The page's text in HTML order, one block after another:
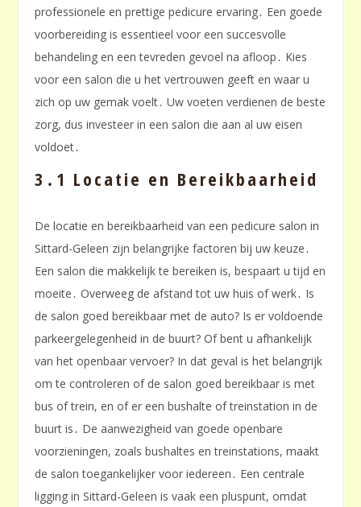
professionele en prettige pedicure ervaring․ Een goede
voorbereiding is essentieel voor een succesvolle
behandeling en een tevreden gevoel na afloop․ Kies
voor een salon die u het vertrouwen geeft en waar u
zich op uw gemak voelt․ Uw voeten verdienen de beste
zorg, dus investeer in een salon die aan al uw eisen
voldoet․
3․1 Locatie en Bereikbaarheid
De locatie en bereikbaarheid van een pedicure salon in
Sittard-Geleen zijn belangrijke factoren bij uw keuze․
Een salon die makkelijk te bereiken is, bespaart u tijd en
moeite․ Overweeg de afstand tot uw huis of werk․ Is
de salon goed bereikbaar met de auto? Is er voldoende
parkeergelegenheid in de buurt? Of bent u afhankelijk
van het openbaar vervoer? In dat geval is het belangrijk
om te controleren of de salon goed bereikbaar is met
bus of trein, en of er een bushalte of treinstation in de
buurt is․ De aanwezigheid van goede openbare
voorzieningen, zoals bushaltes en treinstations, maakt
de salon toegankelijker voor iedereen․ Een centrale
ligging in Sittard-Geleen is vaak een pluspunt, omdat